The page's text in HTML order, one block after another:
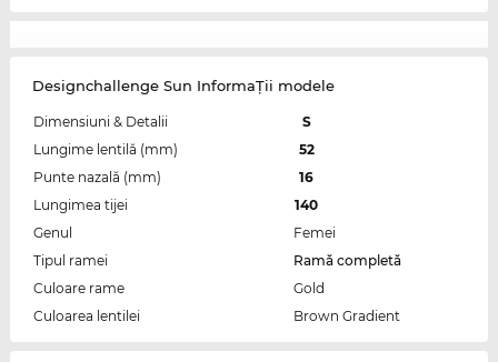
Designchallenge Sun InformaŢii modele
Dimensiuni & Detalii
S
Lungime lentilă (mm)
52
Punte nazală (mm)
16
Lungimea tijei
140
Genul
Femei
Tipul ramei
Ramă completă
Culoare rame
Gold
Culoarea lentilei
Brown Gradient